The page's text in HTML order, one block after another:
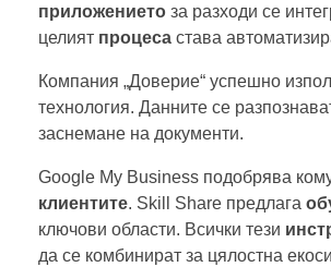
приложението за разходи се
целият процеса става
Компания „Доверие“ успешно
технология. Данните се
заснемане на документи.
Google My Business подобрява
клиентите. Skill Share предлага
ключови области. Всички тези
да се комбинират за цялостна